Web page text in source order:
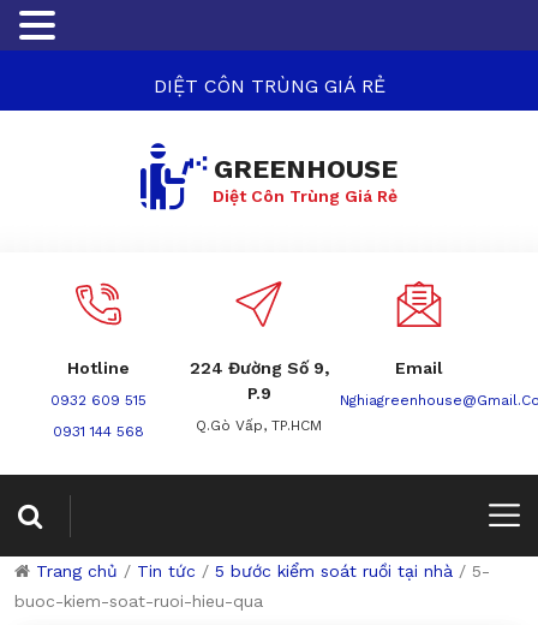
DIỆT CÔN TRÙNG GIÁ RẺ
GREENHOUSE
Diệt Côn Trùng Giá Rẻ
Hotline
0932 609 515
0931 144 568
224 Đường Số 9,
P.9
Q.Gò Vấp, TP.HCM
Email
Trang chủ / Tin tức / 5 bước kiểm soát ruồi tại nhà / 5-
buoc-kiem-soat-ruoi-hieu-qua